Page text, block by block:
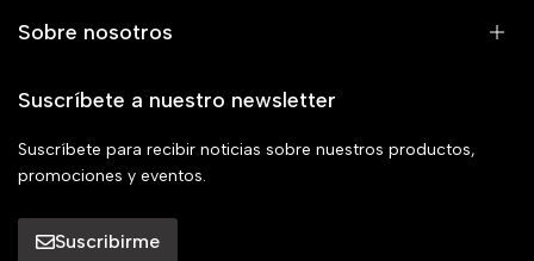
Sobre nosotros
Suscríbete a nuestro newsletter
Suscríbete para recibir noticias sobre nuestros productos,
promociones y eventos.
Suscribirme